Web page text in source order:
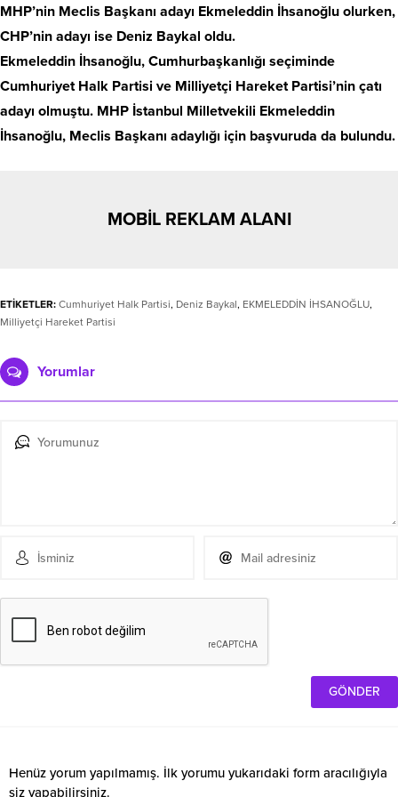
MHP’nin Meclis Başkanı adayı Ekmeleddin İhsanoğlu olurken,
CHP’nin adayı ise Deniz Baykal oldu.
Ekmeleddin İhsanoğlu, Cumhurbaşkanlığı seçiminde
Cumhuriyet Halk Partisi ve Milliyetçi Hareket Partisi’nin çatı
adayı olmuştu. MHP İstanbul Milletvekili Ekmeleddin
İhsanoğlu, Meclis Başkanı adaylığı için başvuruda da bulundu.
MOBİL REKLAM ALANI
ETİKETLER: Cumhuriyet Halk Partisi, Deniz Baykal, EKMELEDDİN İHSANOĞLU,
Milliyetçi Hareket Partisi
Yorumlar
Henüz yorum yapılmamış. İlk yorumu yukarıdaki form aracılığıyla
siz yapabilirsiniz.